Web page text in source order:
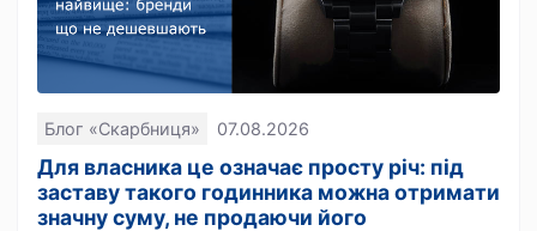
Блог «Скарбниця» 07.08.2026
Для власника це означає просту річ: під
заставу такого годинника можна отримати
значну суму, не продаючи його